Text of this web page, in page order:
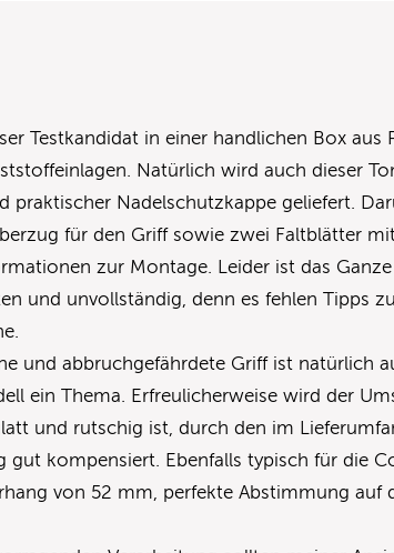
Testkandidat in einer handlichen Box aus
Natürlich wird auch dieser
praktischer Nadelschutzkappe geliefert.
für den Griff sowie zwei Faltblätter
zur Montage. Leider ist das
und unvollständig, denn es fehlen Tipps
und abbruchgefährdete Griff ist natürlich
ein Thema. Erfreulicherweise wird der
und rutschig ist, durch den im
gut kompensiert. Ebenfalls typisch für die
von 52 mm, perfekte Abstimmung auf